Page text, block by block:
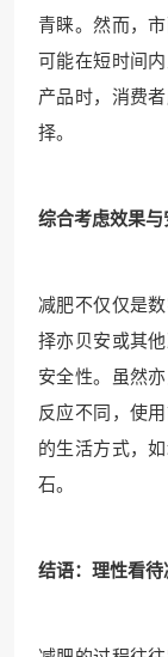
青睐。然而，
可能在短时间
产品时，消费
择。
综合考虑效果与
减肥不仅仅是
择亦贝安或其
安全性。虽然
反应不同，使
的生活方式，
石。
结语：理性看待